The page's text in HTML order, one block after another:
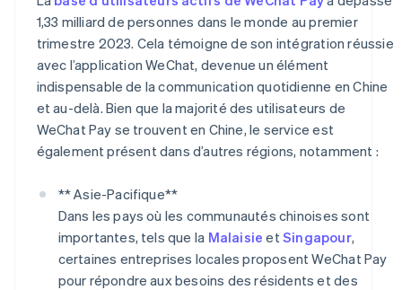
1,33 milliard de personnes dans le monde au premier
trimestre 2023. Cela témoigne de son intégration réussie
avec l’application WeChat, devenue un élément
indispensable de la communication quotidienne en Chine
et au-delà. Bien que la majorité des utilisateurs de
WeChat Pay se trouvent en Chine, le service est
également présent dans d’autres régions, notamment :
** Asie-Pacifique**
Dans les pays où les communautés chinoises sont
importantes, tels que la Malaisie et Singapour,
certaines entreprises locales proposent WeChat Pay
pour répondre aux besoins des résidents et des